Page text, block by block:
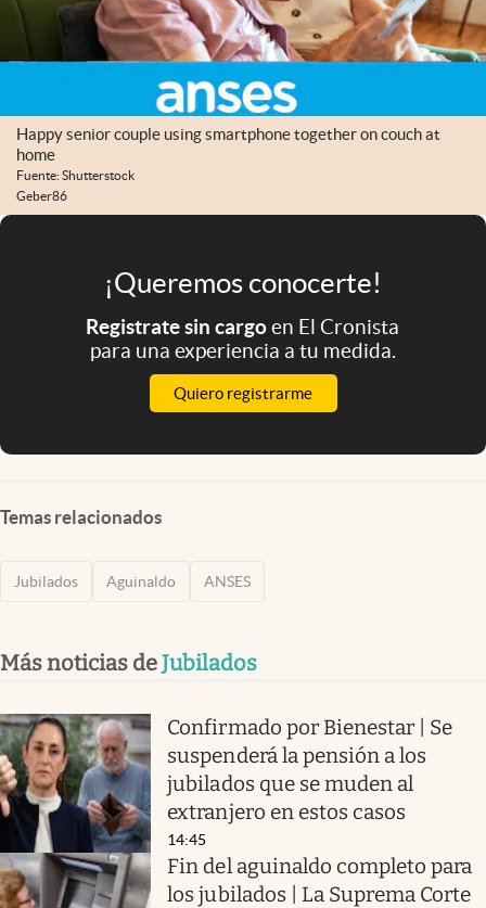
Eventos Corporativos
El Cronista Studio
abre en nueva pestaña
Happy senior couple using smartphone together on couch at
home
Fuente: Shutterstock
Geber86
¡Queremos conocerte!
Registrate sin cargoen El Cronista
para una experiencia a tu medida.
Quiero registrarme
Temas relacionados
Jubilados Aguinaldo ANSES
Más noticias deJubilados
Confirmado por Bienestar | Se
suspenderá la pensión a los
jubilados que se muden al
extranjero en estos casos
14:45
Fin del aguinaldo completo para
los jubilados | La Suprema Corte